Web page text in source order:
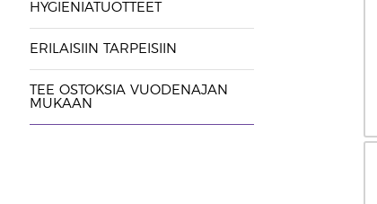
HYGIENIATUOTTEET
ERILAISIIN TARPEISIIN
TEE OSTOKSIA VUODENAJAN
MUKAAN